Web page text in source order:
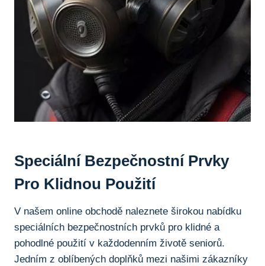
Speciální⁢ Bezpečnostní Prvky
Pro Klidnou ⁤použití
V ‌našem online obchodě⁢ naleznete širokou‌ nabídku
speciálních bezpečnostních prvků pro⁢ klidné ⁣a
pohodlné použití v každodenním životě seniorů.
Jedním z ⁤oblíbených doplňků mezi našimi ‌zákazníky